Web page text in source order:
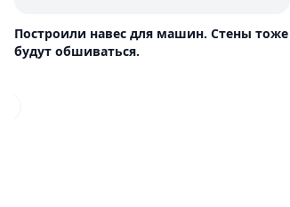
Построили навес для машин. Стены тоже
будут обшиваться.